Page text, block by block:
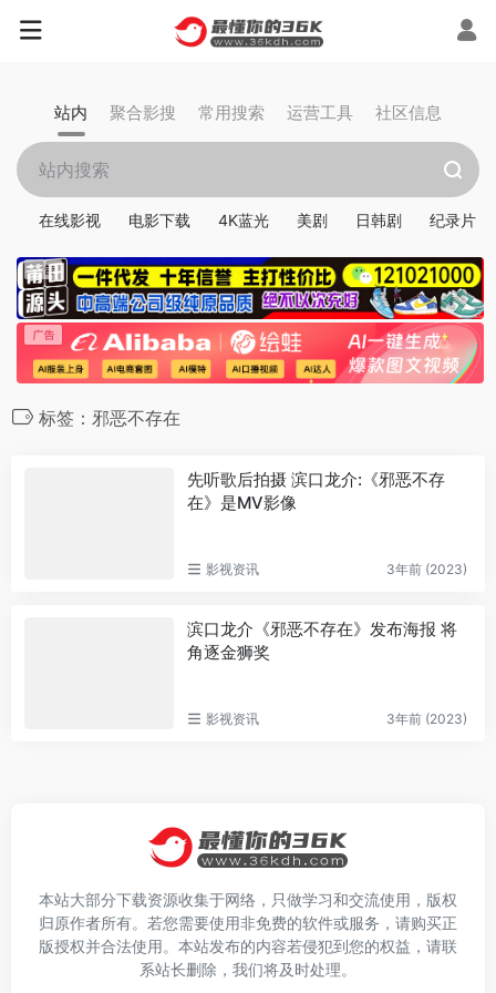
站内 聚合影搜 常用搜索 运营工具 社区信息
在线影视 电影下载 4K蓝光 美剧 日韩剧 纪录片
标签：邪恶不存在
先听歌后拍摄 滨口龙介:《邪恶不存
在》是MV影像
影视资讯 3年前 (2023)
滨口龙介《邪恶不存在》发布海报 将
角逐金狮奖
影视资讯 3年前 (2023)
本站大部分下载资源收集于网络，只做学习和交流使用，版权
归原作者所有。若您需要使用非免费的软件或服务，请购买正
版授权并合法使用。本站发布的内容若侵犯到您的权益，请联
系站长删除，我们将及时处理。